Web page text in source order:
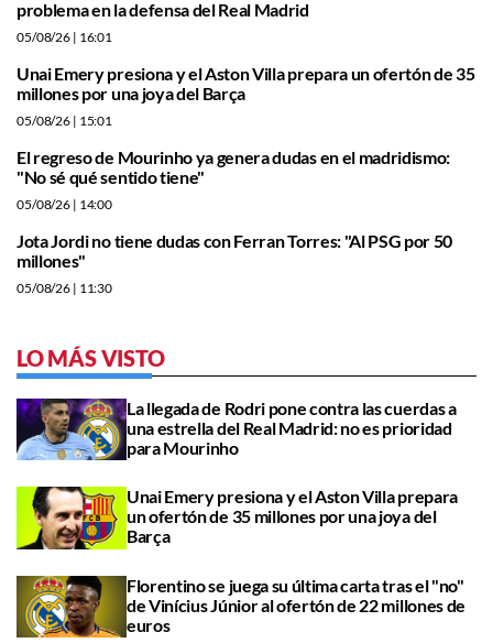
problema en la defensa del Real Madrid
05/08/26 | 16:01
Unai Emery presiona y el Aston Villa prepara un ofertón de 35
millones por una joya del Barça
05/08/26 | 15:01
El regreso de Mourinho ya genera dudas en el madridismo:
"No sé qué sentido tiene"
05/08/26 | 14:00
Jota Jordi no tiene dudas con Ferran Torres: "Al PSG por 50
millones"
05/08/26 | 11:30
LO MÁS VISTO
La llegada de Rodri pone contra las cuerdas a
una estrella del Real Madrid: no es prioridad
para Mourinho
Unai Emery presiona y el Aston Villa prepara
un ofertón de 35 millones por una joya del
Barça
Florentino se juega su última carta tras el "no"
de Vinícius Júnior al ofertón de 22 millones de
euros